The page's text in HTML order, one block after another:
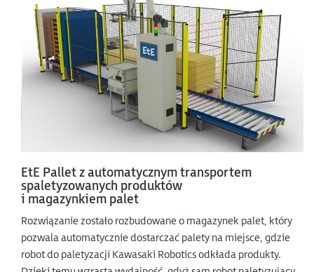
EtE Pallet z automatycznym transportem
spaletyzowanych produktów
i magazynkiem palet
Rozwiązanie zostało rozbudowane o magazynek palet, który
pozwala automatycznie dostarczać palety na miejsce, gdzie
robot do paletyzacji Kawasaki Robotics odkłada produkty.